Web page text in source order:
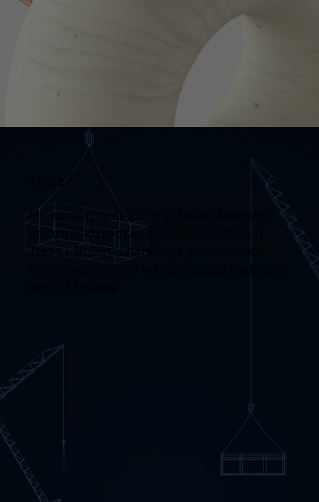
Triple i
Με εκτενή εμπειρία στη Μέση Ανατολή
και στην κατασκευή ουρανοξυστών, η
Triple I διαθέτει πληθώρα γνώσεων και
τεχνογνωσίας για να προσφέρει ανώτερα